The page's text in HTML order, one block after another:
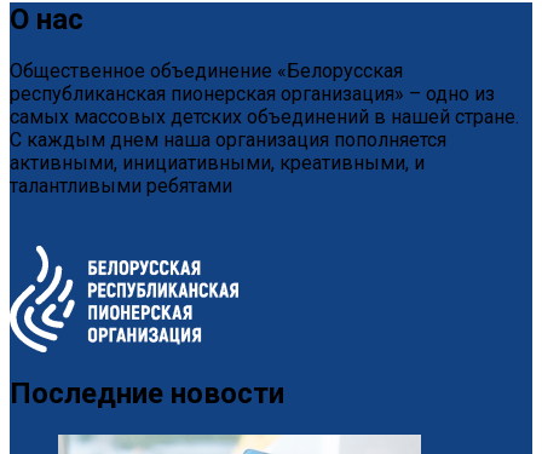
О нас
Общественное объединение «Белорусская
республиканская пионерская организация» – одно из
самых массовых детских объединений в нашей стране.
С каждым днем наша организация пополняется
активными, инициативными, креативными, и
талантливыми ребятами
Последние новости